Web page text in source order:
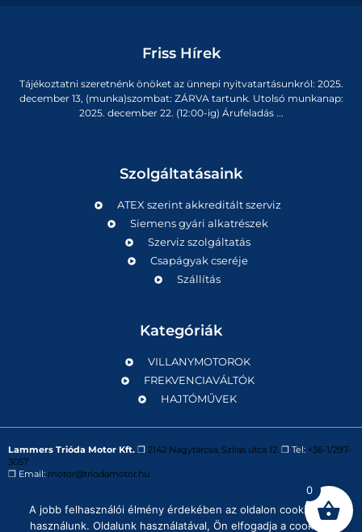
Friss Hírek
Tájékoztatni szeretnénk önöket az ünnepi nyitvatartásunkról: 2025.
december 13, (munka)szombat: ZÁRVA tartunk. Utolsó munkanap:
2025. december 22. (12:00-ig) Árufeladás ...
Szolgáltatásaink
ATEX szerint akkreditált szerviz
Siemens gyári alkatrészek
Szerviz szolgáltatás
Csapágyak cseréje
Szállítás
Kategóriák
VILLANYMOTOROK
FREKVENCIAVÁLTÓK
HAJTÓMŰVEK
Lammers Trióda Motor Kft. ❒ 2142 Nagytarcsa, Szilas utca 12. ❒ Tel: +36-1/297-
3057
❒ Email: motor@triodamotor.hu
Powered byDigit-Now Kft.
0
A jobb felhasználói élmény érdekében az oldalon cookie-kat
használunk. Oldalunk használatával, Ön elfogadja a cookie-k